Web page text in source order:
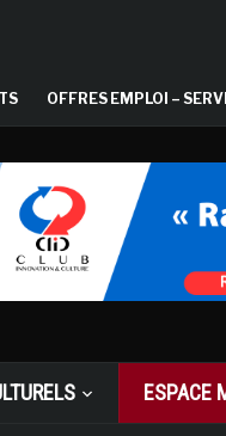
OFFRES EMPLOI –
ESPACE